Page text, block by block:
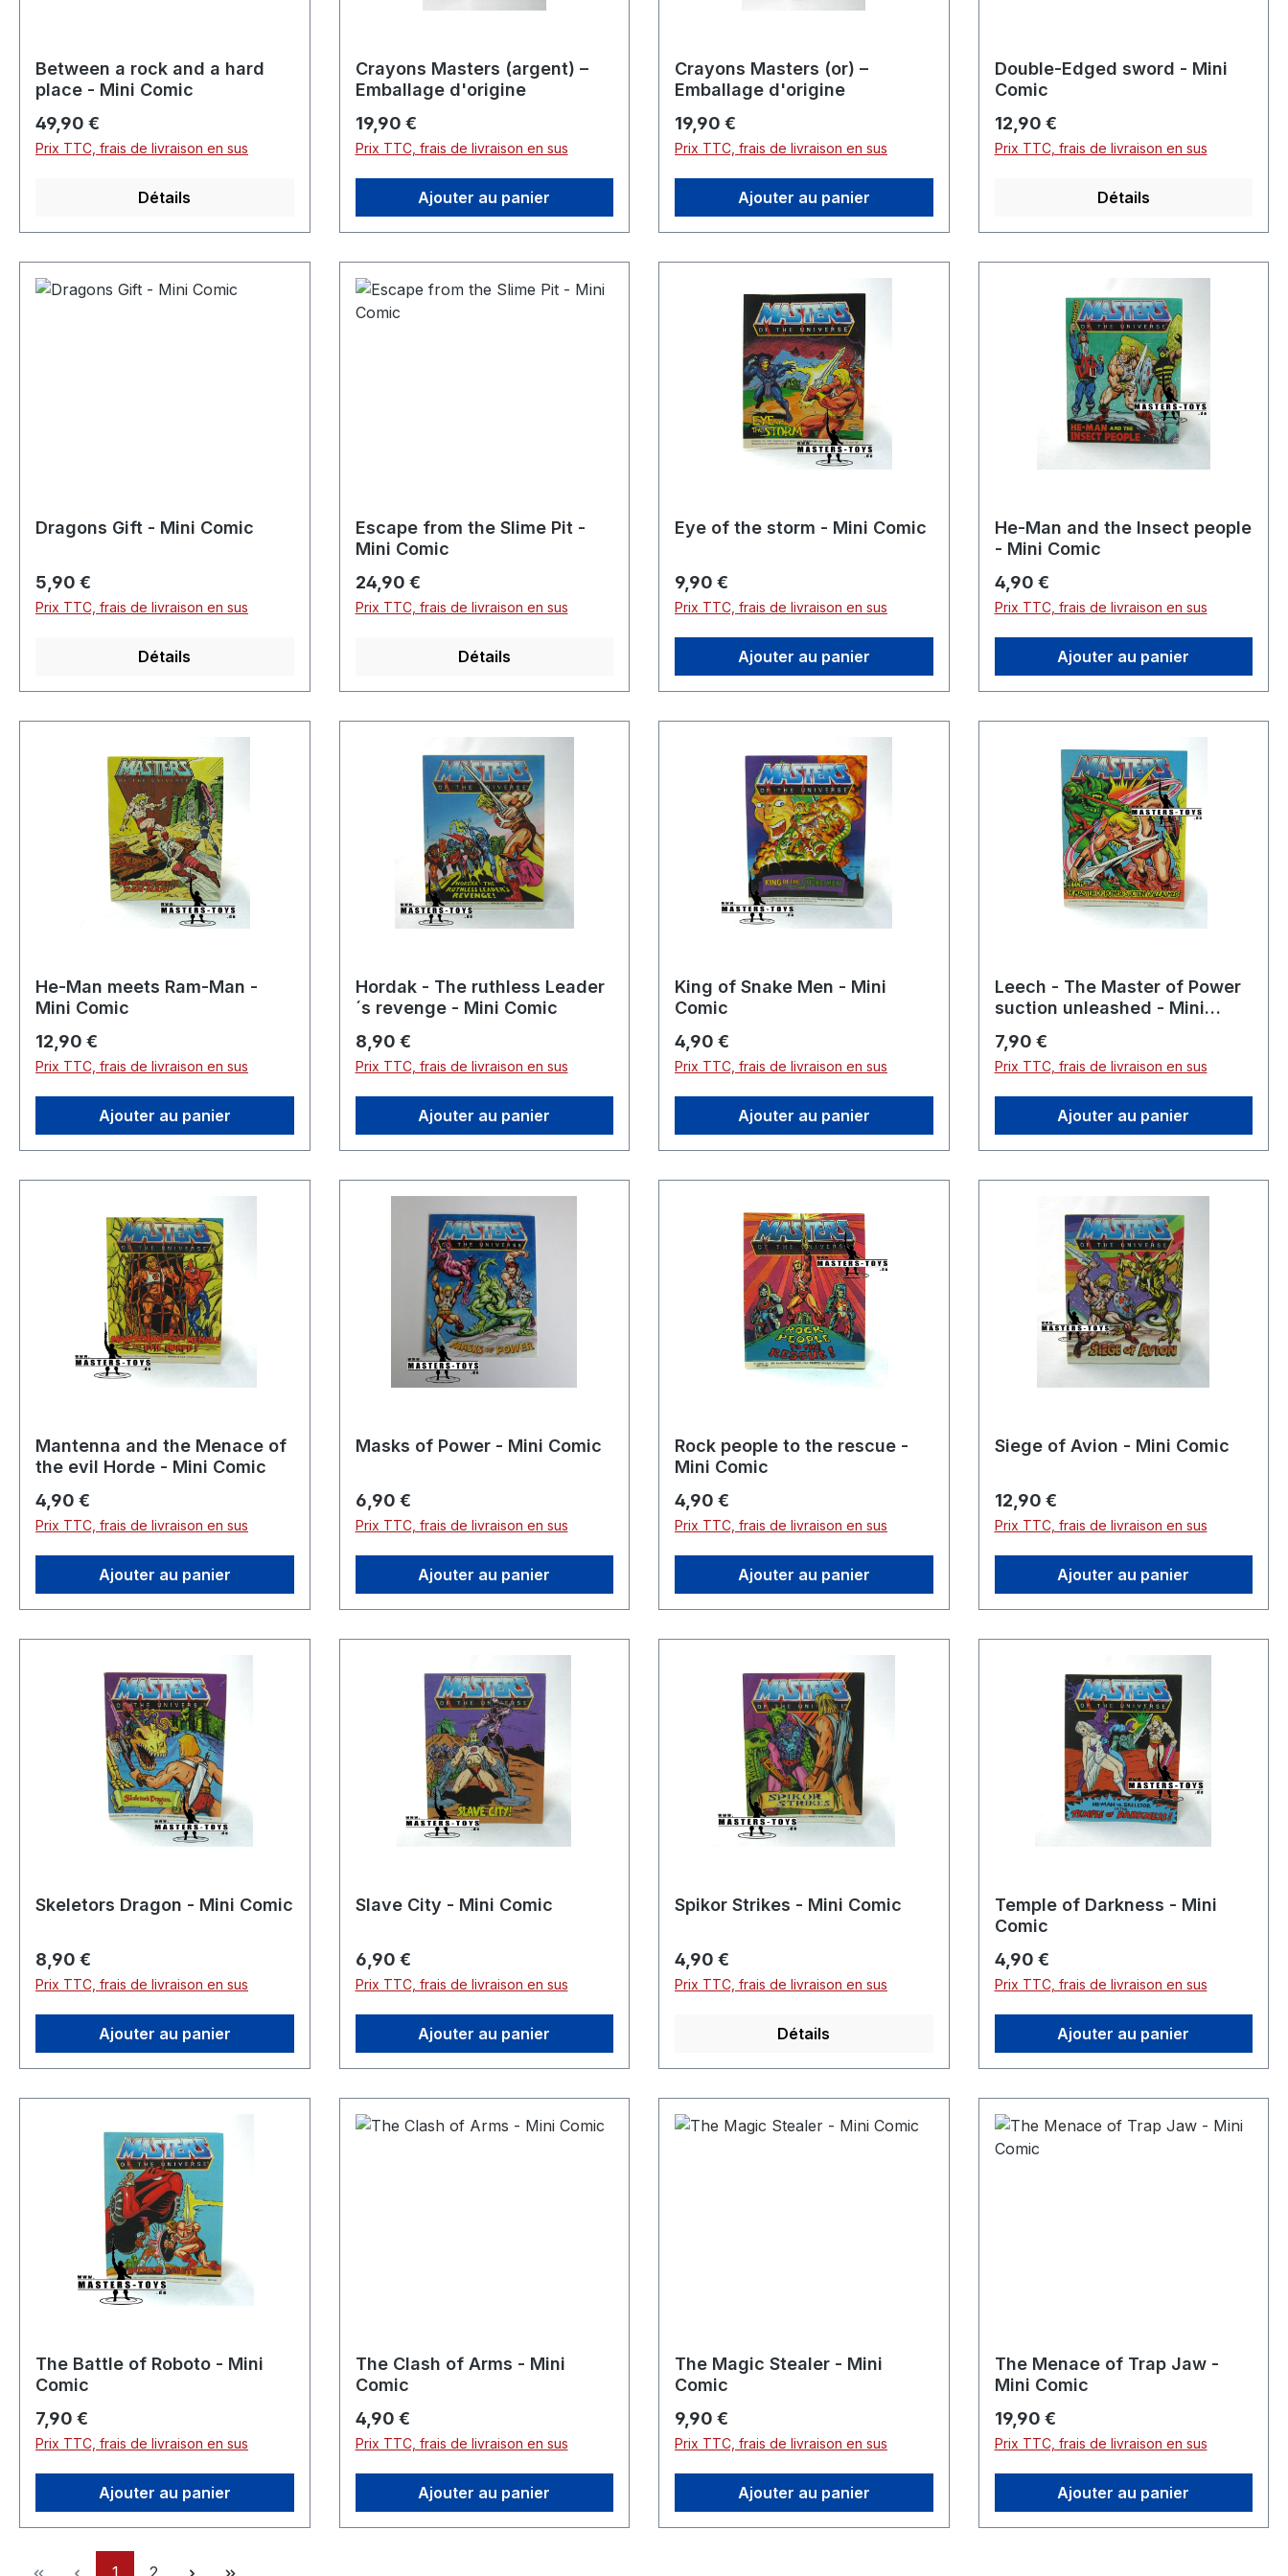
Between a rock and a hard
place - Mini Comic
Prix régulier :
49,90 €
Prix TTC, frais de livraison en sus
Détails
Crayons Masters (argent) –
Emballage d'origine
Prix régulier :
19,90 €
Prix TTC, frais de livraison en sus
Ajouter au panier
Crayons Masters (or) –
Emballage d'origine
Prix régulier :
19,90 €
Prix TTC, frais de livraison en sus
Ajouter au panier
Double-Edged sword - Mini
Comic
Prix régulier :
12,90 €
Prix TTC, frais de livraison en sus
Détails
Dragons Gift - Mini Comic
Prix régulier :
5,90 €
Prix TTC, frais de livraison en sus
Détails
Escape from the Slime Pit -
Mini Comic
Prix régulier :
24,90 €
Prix TTC, frais de livraison en sus
Détails
Eye of the storm - Mini Comic
Prix régulier :
9,90 €
Prix TTC, frais de livraison en sus
Ajouter au panier
He-Man and the Insect people
- Mini Comic
Prix régulier :
4,90 €
Prix TTC, frais de livraison en sus
Ajouter au panier
He-Man meets Ram-Man -
Mini Comic
Prix régulier :
12,90 €
Prix TTC, frais de livraison en sus
Ajouter au panier
Hordak - The ruthless Leader
´s revenge - Mini Comic
Prix régulier :
8,90 €
Prix TTC, frais de livraison en sus
Ajouter au panier
King of Snake Men - Mini
Comic
Prix régulier :
4,90 €
Prix TTC, frais de livraison en sus
Ajouter au panier
Leech - The Master of Power
suction unleashed - Mini
Prix régulier :
7,90 €
Prix TTC, frais de livraison en sus
Ajouter au panier
Mantenna and the Menace of
the evil Horde - Mini Comic
Prix régulier :
4,90 €
Prix TTC, frais de livraison en sus
Ajouter au panier
Masks of Power - Mini Comic
Prix régulier :
6,90 €
Prix TTC, frais de livraison en sus
Ajouter au panier
Rock people to the rescue -
Mini Comic
Prix régulier :
4,90 €
Prix TTC, frais de livraison en sus
Ajouter au panier
Siege of Avion - Mini Comic
Prix régulier :
12,90 €
Prix TTC, frais de livraison en sus
Ajouter au panier
Skeletors Dragon - Mini Comic
Prix régulier :
8,90 €
Prix TTC, frais de livraison en sus
Ajouter au panier
Slave City - Mini Comic
Prix régulier :
6,90 €
Prix TTC, frais de livraison en sus
Ajouter au panier
Spikor Strikes - Mini Comic
Prix régulier :
4,90 €
Prix TTC, frais de livraison en sus
Détails
Temple of Darkness - Mini
Comic
Prix régulier :
4,90 €
Prix TTC, frais de livraison en sus
Ajouter au panier
The Battle of Roboto - Mini
Comic
Prix régulier :
7,90 €
Prix TTC, frais de livraison en sus
Ajouter au panier
The Clash of Arms - Mini
Comic
Prix régulier :
4,90 €
Prix TTC, frais de livraison en sus
Ajouter au panier
The Magic Stealer - Mini
Comic
Prix régulier :
9,90 €
Prix TTC, frais de livraison en sus
Ajouter au panier
The Menace of Trap Jaw -
Mini Comic
Prix régulier :
19,90 €
Prix TTC, frais de livraison en sus
Ajouter au panier
Page
1 Page
2